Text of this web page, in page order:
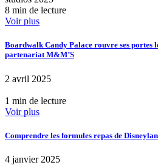
8 min de lecture
Voir plus
Boardwalk Candy Palace rouvre ses portes
partenariat M&M’S
2 avril 2025
1 min de lecture
Voir plus
Comprendre les formules repas de
4 janvier 2025